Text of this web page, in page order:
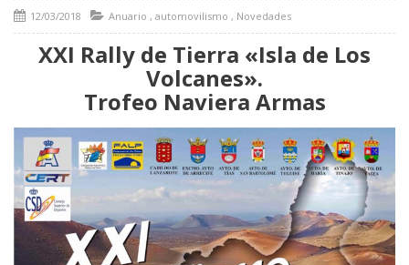
12/03/2018 Anuario , automovilismo , Novedades
XXI Rally de Tierra «Isla de Los
Volcanes».
Trofeo Naviera Armas